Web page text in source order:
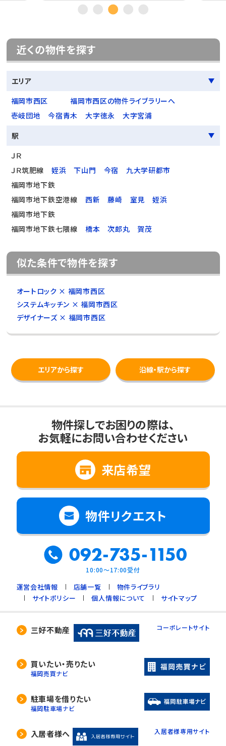
近くの物件を探す
エリア
福岡市西区
福岡市西区の物件ライブラリーへ
壱岐団地
今宿青木 大字徳永
大字宮浦
駅
ＪＲ
ＪＲ筑肥線
姪浜 下山門 今宿
九大学研都市
福岡市地下鉄
福岡市地下鉄空港線
西新 藤崎 室見
姪浜
福岡市地下鉄
福岡市地下鉄七隈線
橋本 次郎丸 賀茂
似た条件で物件を探す
オートロック × 福岡市西区
システムキッチン × 福岡市西区
デザイナーズ × 福岡市西区
エリアから探す 沿線・駅から探す
物件探しでお困りの際は、
お気軽にお問い合わせください
来店希望
物件リクエスト
092-735-1150
10:00～17:00受付
運営会社情報 店舗一覧
物件ライブラリ
サイトポリシー
個人情報について サイトマップ
三好不動産 コーポレートサイト
買いたい・売りたい
福岡売買ナビ
駐車場を借りたい
福岡駐車場ナビ
入居者様へ 入居者様専用サイト